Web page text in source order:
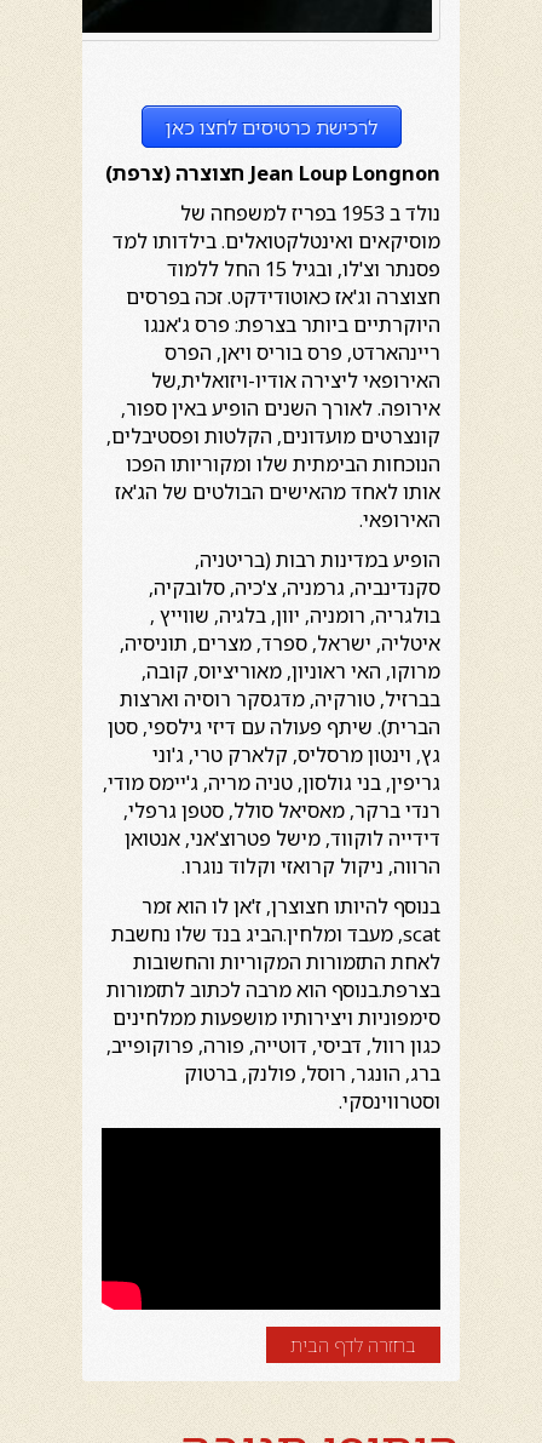
לרכישת כרטיסים לחצו כאן
Jean Loup Longnon חצוצרה (צרפת)
נולד ב 1953 בפריז למשפחה של
מוסיקאים ואינטלקטואלים. בילדותו למד
פסנתר וצ'לו, ובגיל 15 החל ללמוד
חצוצרה וג'אז כאוטודידקט. זכה בפרסים
היוקרתיים ביותר בצרפת: פרס ג'אנגו
ריינהארדט, פרס בוריס ויאן, הפרס
האירופאי ליצירה אודיו-ויזואלית,של
אירופה. לאורך השנים הופיע באין ספור,
קונצרטים מועדונים, הקלטות ופסטיבלים,
הנוכחות הבימתית שלו ומקוריותו הפכו
אותו לאחד מהאישים הבולטים של הג'אז
האירופאי.
הופיע במדינות רבות (בריטניה,
סקנדינביה, גרמניה, צ'כיה, סלובקיה,
בולגריה, רומניה, יוון, בלגיה, שווייץ ,
איטליה, ישראל, ספרד, מצרים, תוניסיה,
מרוקו, האי ראוניון, מאוריציוס, קובה,
בברזיל, טורקיה, מדגסקר רוסיה וארצות
הברית). שיתף פעולה עם דיזי גילספי, סטן
גץ, וינטון מרסליס, קלארק טרי, ג'וני
גריפין, בני גולסון, טניה מריה, ג'יימס מודי,
רנדי ברקר, מאסיאל סולל, סטפן גרפלי,
דידייה לוקווד, מישל פטרוצ'אני, אנטואן
הרווה, ניקול קרואזי וקלוד נוגרו.
בנוסף להיותו חצוצרן, ז'אן לו הוא זמר
scat, מעבד ומלחין.הביג בנד שלו נחשבת
לאחת התזמורות המקוריות והחשובות
בצרפת.בנוסף הוא מרבה לכתוב לתזמורות
סימפוניות ויצירותיו מושפעות ממלחינים
כגון רוול, דביסי, דוטייה, פורה, פרוקופייב,
ברג, הונגר, רוסל, פולנק, ברטוק
וסטרווינסקי.
בחזרה לדף הבית